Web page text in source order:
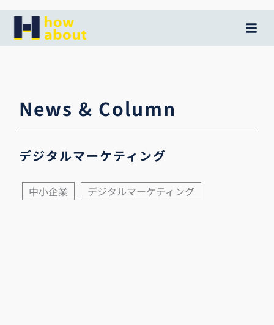
内
を
News & Column
デジタルマーケティング
中小企業 デジタルマーケティング